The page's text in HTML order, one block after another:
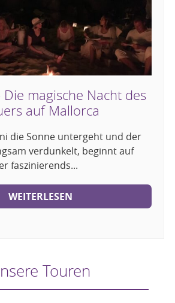
Die magische Nacht des
auf Mallorca
die Sonne untergeht und der
verdunkelt, beginnt auf
faszinierends...
WEITERLESEN
Touren